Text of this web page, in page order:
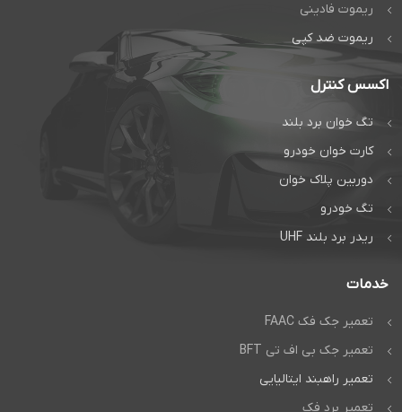
ریموت فادینی
ریموت ضد کپی
اکسس کنترل
تگ خوان برد بلند
کارت خوان خودرو
دوربین پلاک خوان
تگ خودرو
ریدر برد بلند UHF
خدمات
تعمیر جک فک FAAC
تعمیر جک بی اف تی BFT
تعمیر راهبند ایتالیایی
تعمیر برد فک